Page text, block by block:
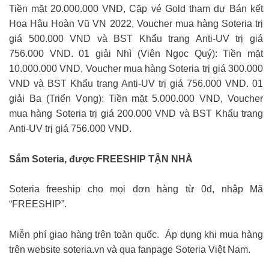
Tiền mặt 20.000.000 VND, Cặp vé Gold tham dự Bán kết
Hoa Hậu Hoàn Vũ VN 2022, Voucher mua hàng Soteria trị
giá 500.000 VND và BST Khẩu trang Anti-UV trị giá
756.000 VND. 01 giải Nhì (Viên Ngọc Quý): Tiền mặt
10.000.000 VND, Voucher mua hàng Soteria trị giá 300.000
VND và BST Khẩu trang Anti-UV trị giá 756.000 VND. 01
giải Ba (Triển Vọng): Tiền mặt 5.000.000 VND, Voucher
mua hàng Soteria trị giá 200.000 VND và BST Khẩu trang
Anti-UV trị giá 756.000 VND.
Sắm Soteria, được FREESHIP TẬN NHÀ
Soteria freeship cho mọi đơn hàng từ 0đ, nhập Mã
“FREESHIP”.
Miễn phí giao hàng trên toàn quốc. ️ Áp dụng khi mua hàng
trên website soteria.vn và qua fanpage Soteria Việt Nam.